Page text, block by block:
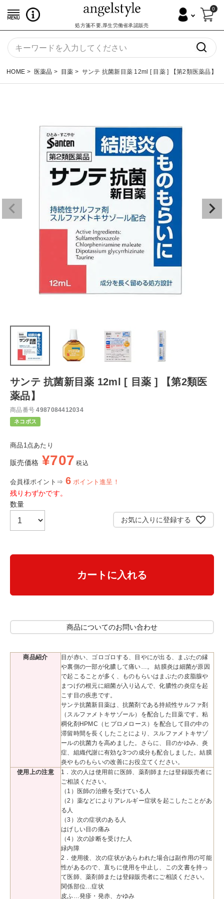
処方箋不要,厚生労働省承認販売
0
HOME 医薬品 目薬 サンテ 抗菌新目薬 12ml [ 目薬 ] 【第2類医薬品】
サンテ 抗菌新目薬 12ml [ 目薬 ] 【第2類医
薬品】
商品番号 4987084412034
ネコポス
商品1点あたり
販売価格 ¥707 税込
会員様ポイント⇒ 6 ポイント進呈！
残りわずかです。
お気に入りに登録する
カートに入れる
商品についてのお問い合わせ
商品紹介
目が赤い、ゴロゴロする、目やにが出る、まぶたの縁
や裏側の一部が化膿して痛い…。 結膜炎は細菌が原因
で起こることが多く、ものもらいはまぶたの皮脂腺や
まつげの根元に細菌が入り込んで、化膿性の炎症を起
こす目の疾患です。
サンテ抗菌新目薬は、抗菌剤である持続性サルファ剤
（スルファメトキサゾール）を配合した目薬です。粘
稠化剤HPMC（ヒプロメロース）を配合して目の中の
滞留時間を長くしたことにより、スルファメトキサゾ
ールの抗菌力を高めました。さらに、目のかゆみ、炎
症、組織代謝に有効な3つの成分も配合しました。結膜
炎やものもらいの改善にお役立てください。
使用上の注意
1．次の人は使用前に医師、薬剤師または登録販売者に
ご相談ください。
（1）医師の治療を受けている人
（2）薬などによりアレルギー症状を起こしたことがあ
る人
（3）次の症状のある人
はげしい目の痛み
（4）次の診断を受けた人
緑内障
2．使用後、次の症状があらわれた場合は副作用の可能
性があるので、直ちに使用を中止し、この文書を持っ
て医師、薬剤師または登録販売者にご相談ください。
関係部位…症状
皮ふ…発疹・発赤、かゆみ